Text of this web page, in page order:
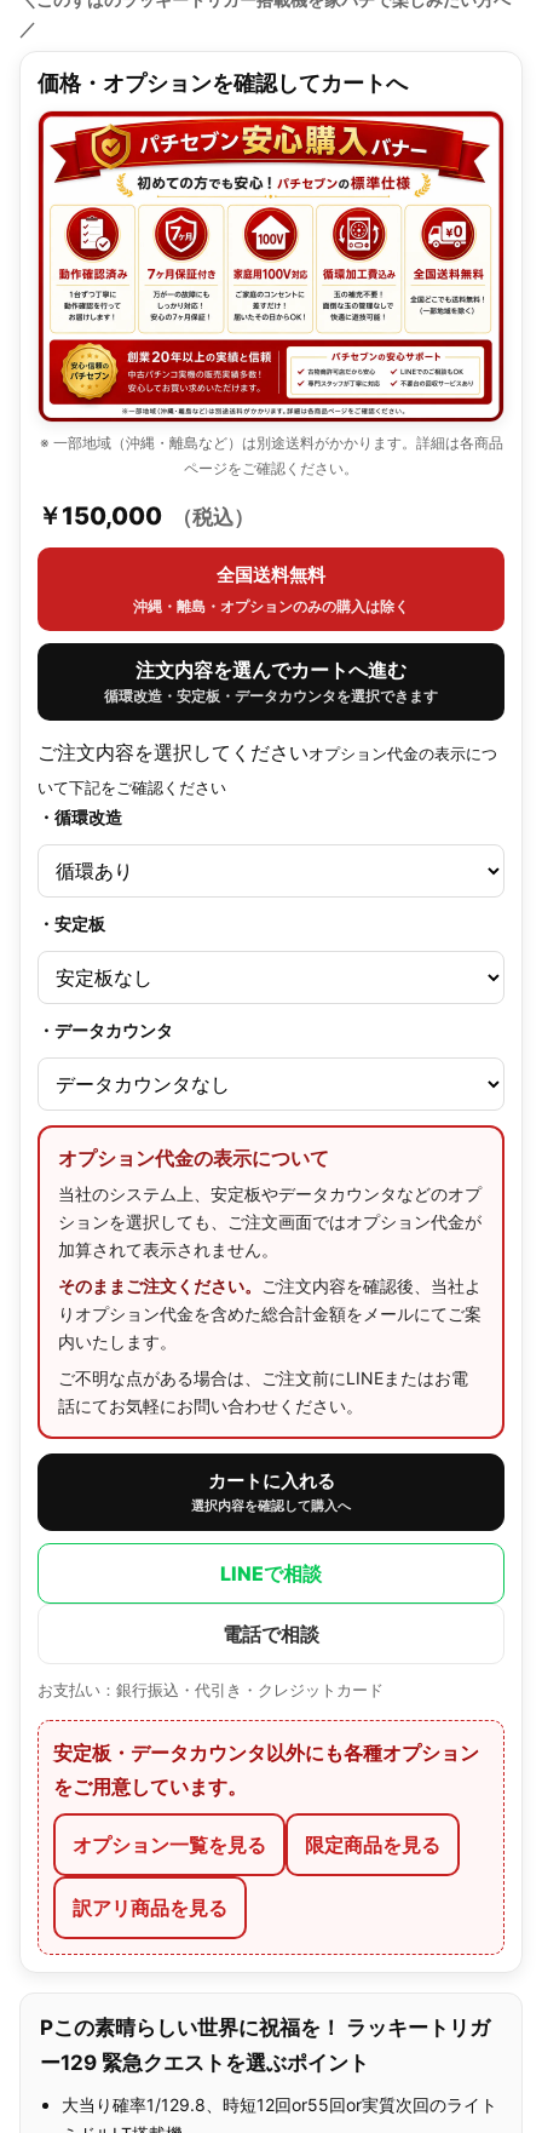
／
価格・オプションを確認してカートへ
※ 一部地域（沖縄・離島など）は別途送料がかかります。詳細は各商品
ページをご確認ください。
￥150,000 （税込）
全国送料無料
沖縄・離島・オプションのみの購入は除く
注文内容を選んでカートへ進む
循環改造・安定板・データカウンタを選択できます
ご注文内容を選択してくださいオプション代金の表示につ
いて下記をご確認ください
・循環改造
・安定板
・データカウンタ
オプション代金の表示について
当社のシステム上、安定板やデータカウンタなどのオプ
ションを選択しても、ご注文画面ではオプション代金が
加算されて表示されません。
そのままご注文ください。 ご注文内容を確認後、当社よ
りオプション代金を含めた総合計金額をメールにてご案
内いたします。
ご不明な点がある場合は、ご注文前にLINEまたはお電
話にてお気軽にお問い合わせください。
カートに入れる
選択内容を確認して購入へ
LINEで相談
電話で相談
お支払い：銀行振込・代引き・クレジットカード
安定板・データカウンタ以外にも各種オプション
をご用意しています。
オプション一覧を見る 限定商品を見る
訳アリ商品を見る
Pこの素晴らしい世界に祝福を！ ラッキートリガ
ー129 緊急クエストを選ぶポイント
大当り確率1/129.8、時短12回or55回or実質次回のライト